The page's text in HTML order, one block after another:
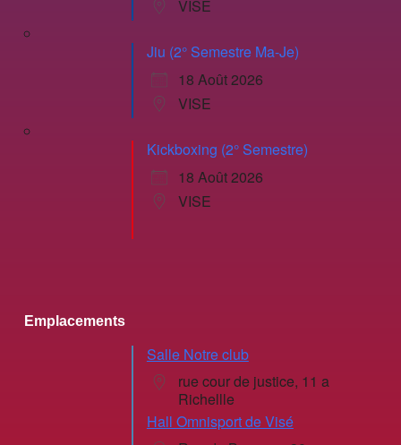
VISE
Jiu (2° Semestre Ma-Je)
18 Août 2026
VISE
Kickboxing (2° Semestre)
18 Août 2026
VISE
Emplacements
Salle Notre club
rue cour de justice, 11 a
Richellle
Hall Omnisport de Visé